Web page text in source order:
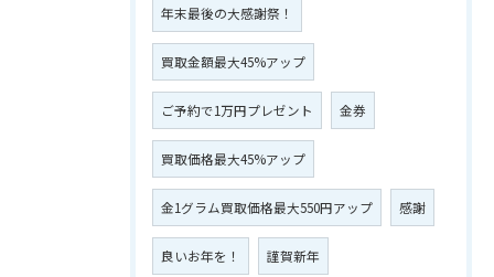
年末最後の大感謝祭！
買取金額最大45%アップ
ご予約で1万円プレゼント 金券
買取価格最大45%アップ
金1グラム買取価格最大550円アップ 感謝
良いお年を！ 謹賀新年